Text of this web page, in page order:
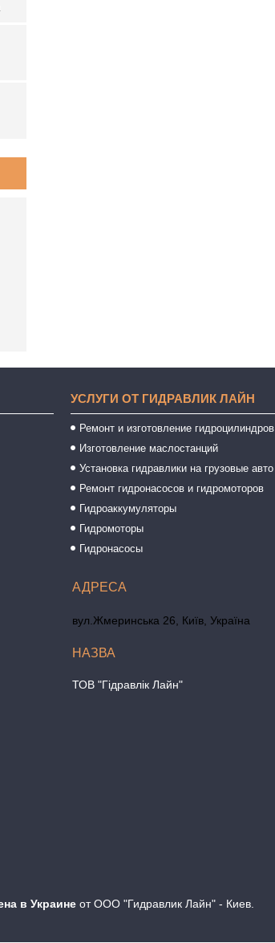
УСЛУГИ ОТ ГИДРАВЛИК ЛАЙН
Ремонт и изготовление гидроцилиндров
Изготовление маслостанций
Установка гидравлики на грузовые авто
Ремонт гидронасосов и гидромоторов
Гидроаккумуляторы
Гидромоторы
Гидронасосы
вул.Жмеринська 26, Київ, Україна
ТОВ "Гідравлік Лайн"
в Украине от ООО "Гидравлик Лайн" - Киев.